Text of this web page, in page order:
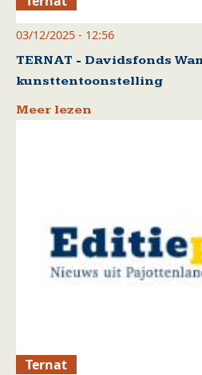
03/12/2025 - 12:56
TERNAT - Davidsfonds
kunsttentoonstelling
Meer lezen
Ternat